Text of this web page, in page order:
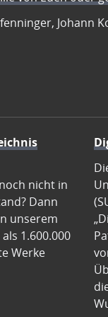
Johann
nicht in
Dann
unserem
1.600.000
Werke